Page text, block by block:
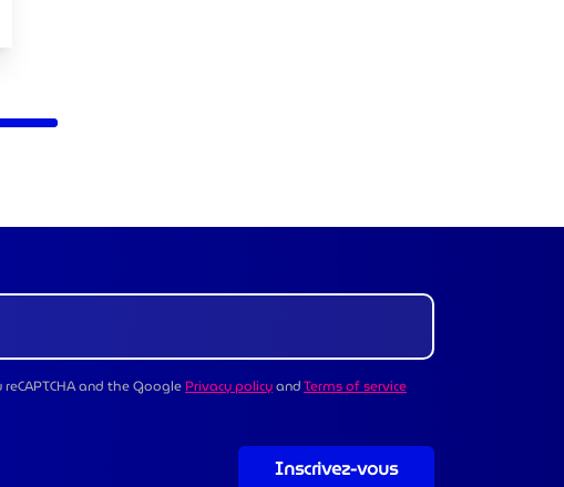
la productivité
de l’IA au Luxembourg: taux de 59% et nouveaux défis
and the GooglePrivacy policyandTerms of service
Inscrivez-vous